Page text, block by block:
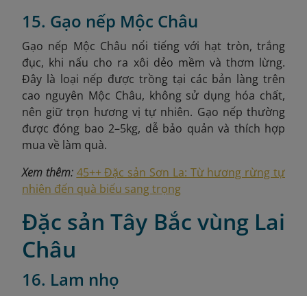
15. Gạo nếp Mộc Châu
Gạo nếp Mộc Châu nổi tiếng với hạt tròn, trắng
đục, khi nấu cho ra xôi dẻo mềm và thơm lừng.
Đây là loại nếp được trồng tại các bản làng trên
cao nguyên Mộc Châu, không sử dụng hóa chất,
nên giữ trọn hương vị tự nhiên. Gạo nếp thường
được đóng bao 2–5kg, dễ bảo quản và thích hợp
mua về làm quà.
Xem thêm: 45++ Đặc sản Sơn La: Từ hương rừng tự
nhiên đến quà biếu sang trọng
Đặc sản Tây Bắc vùng Lai
Châu
16. Lam nhọ